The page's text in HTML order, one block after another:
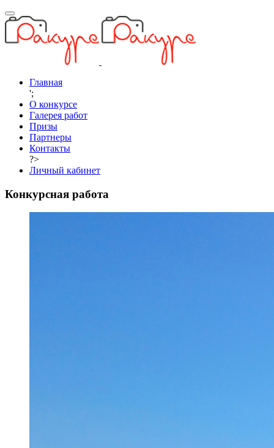
Главная
';
О конкурсе
Галерея работ
Призы
Партнеры
Контакты
?>
Личный кабинет
Конкурсная работа